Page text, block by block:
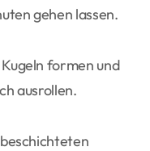
gehen lassen.
formen und
ausrollen.